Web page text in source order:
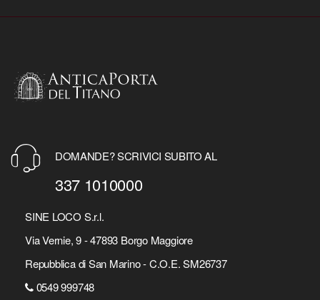
DOMANDE? SCRIVICI SUBITO AL
337 1010000
SINE LOCO S.r.l.
Via Vernie, 9 - 47893 Borgo Maggiore
Repubblica di San Marino - C.O.E. SM26737
0549 999748